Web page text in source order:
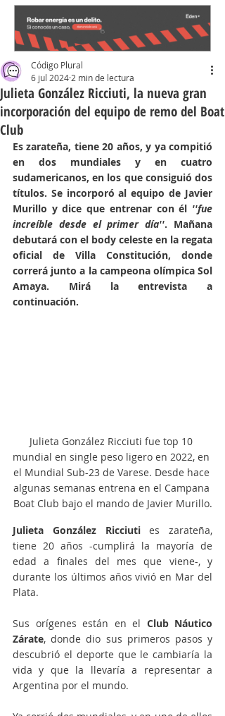
Julieta González Ricciuti, la nueva gran
incorporación del equipo de remo del Boat
Club
Código Plural
6 jul 2024 2 min de lectura
Es zarateña, tiene 20 años, y ya compitió
en dos mundiales y en cuatro
sudamericanos, en los que consiguió dos
títulos. Se incorporó al equipo de Javier
Murillo y dice que entrenar con él ''fue
increíble desde el primer día''. Mañana
debutará con el body celeste en la regata
oficial de Villa Constitución, donde
correrá junto a la campeona olímpica Sol
Amaya. Mirá la entrevista a
continuación.
Julieta González Ricciuti fue top 10
mundial en single peso ligero en 2022, en
el Mundial Sub-23 de Varese. Desde hace
algunas semanas entrena en el Campana
Boat Club bajo el mando de Javier Murillo.
Julieta González Ricciuti es zarateña,
tiene 20 años -cumplirá la mayoría de
edad a finales del mes que viene-, y
durante los últimos años vivió en Mar del
Plata.
Sus orígenes están en el Club Náutico
Zárate, donde dio sus primeros pasos y
descubrió el deporte que le cambiaría la
vida y que la llevaría a representar a
Argentina por el mundo.